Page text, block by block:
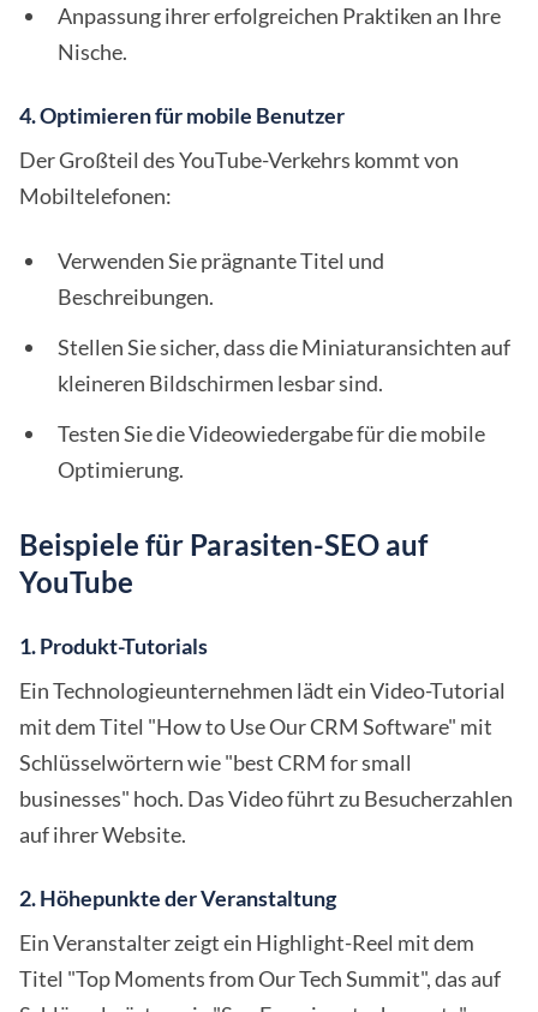
Anpassung ihrer erfolgreichen Praktiken an Ihre
Nische.
4. Optimieren für mobile Benutzer
Der Großteil des YouTube-Verkehrs kommt von
Mobiltelefonen:
Verwenden Sie prägnante Titel und
Beschreibungen.
Stellen Sie sicher, dass die Miniaturansichten auf
kleineren Bildschirmen lesbar sind.
Testen Sie die Videowiedergabe für die mobile
Optimierung.
Beispiele für Parasiten-SEO auf
YouTube
1. Produkt-Tutorials
Ein Technologieunternehmen lädt ein Video-Tutorial
mit dem Titel "How to Use Our CRM Software" mit
Schlüsselwörtern wie "best CRM for small
businesses" hoch. Das Video führt zu Besucherzahlen
auf ihrer Website.
2. Höhepunkte der Veranstaltung
Ein Veranstalter zeigt ein Highlight-Reel mit dem
Titel "Top Moments from Our Tech Summit", das auf